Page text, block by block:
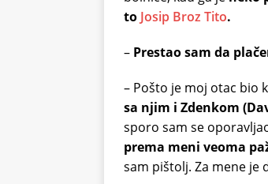
to Josip Broz Tito.
– Prestao sam da
– Pošto je moj otac bio
sa njim i Zdenkom
sporo sam se
prema meni veoma
sam pištolj. Za mene je